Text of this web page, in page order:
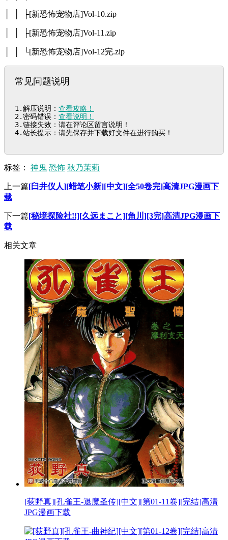
│ │ ├[新恐怖宠物店]Vol-10.zip
│ │ ├[新恐怖宠物店]Vol-11.zip
│ │ └[新恐怖宠物店]Vol-12完.zip
常见问题说明
1.解压说明： 查看攻略！
2.密码错误： 查看说明！
3.链接失效：请在评论区留言说明！
4.站长提示：请先保存并下载好文件在进行购买！
标签： 神鬼 恐怖 秋乃茉莉
上一篇[臼井仪人][蜡笔小新][中文][全50卷完]高清JPG漫画下
载
下一篇[秘境探险社!!][久远まこと][角川][3完]高清JPG漫画下
载
相关文章
[荻野真][孔雀王-退魔圣传][中文][第01-11卷][完结]高清
JPG漫画下载